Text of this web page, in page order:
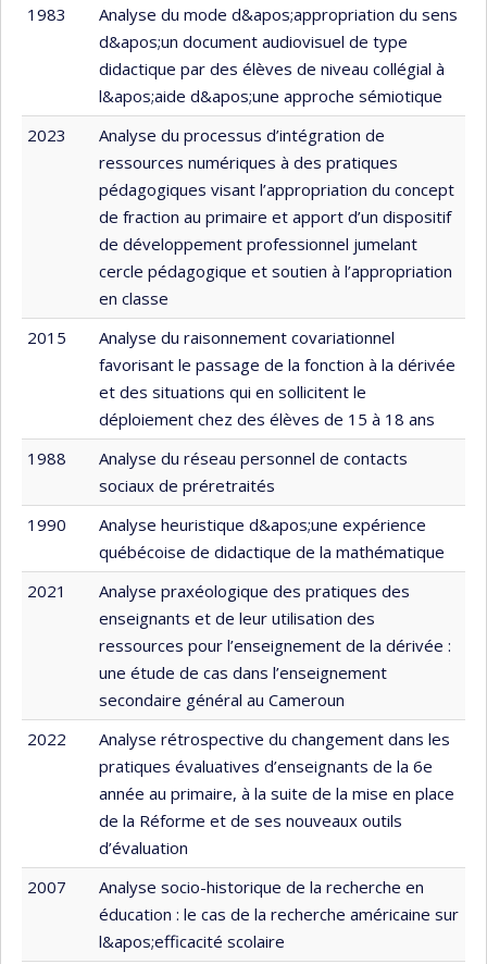
1983
Analyse du mode d&apos;appropriation du sens
d&apos;un document audiovisuel de type
didactique par des élèves de niveau collégial à
l&apos;aide d&apos;une approche sémiotique
2023
Analyse du processus d’intégration de
ressources numériques à des pratiques
pédagogiques visant l’appropriation du concept
de fraction au primaire et apport d’un dispositif
de développement professionnel jumelant
cercle pédagogique et soutien à l’appropriation
en classe
2015
Analyse du raisonnement covariationnel
favorisant le passage de la fonction à la dérivée
et des situations qui en sollicitent le
déploiement chez des élèves de 15 à 18 ans
1988
Analyse du réseau personnel de contacts
sociaux de préretraités
1990
Analyse heuristique d&apos;une expérience
québécoise de didactique de la mathématique
2021
Analyse praxéologique des pratiques des
enseignants et de leur utilisation des
ressources pour l’enseignement de la dérivée :
une étude de cas dans l’enseignement
secondaire général au Cameroun
2022
Analyse rétrospective du changement dans les
pratiques évaluatives d’enseignants de la 6e
année au primaire, à la suite de la mise en place
de la Réforme et de ses nouveaux outils
d’évaluation
2007
Analyse socio-historique de la recherche en
éducation : le cas de la recherche américaine sur
l&apos;efficacité scolaire